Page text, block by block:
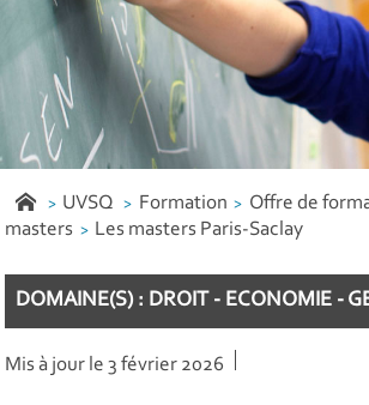
UVSQ Formation Offre de
masters
Les masters Paris-Saclay
DOMAINE(S) : DROIT - ECONOMIE -
Mis à jour le 3 février 2026